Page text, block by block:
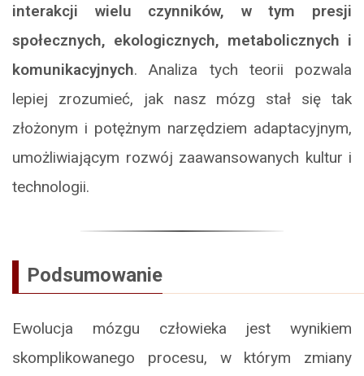
interakcji wielu czynników, w tym presji
społecznych, ekologicznych, metabolicznych i
komunikacyjnych. Analiza tych teorii pozwala
lepiej zrozumieć, jak nasz mózg stał się tak
złożonym i potężnym narzędziem adaptacyjnym,
umożliwiającym rozwój zaawansowanych kultur i
technologii.
Podsumowanie
Ewolucja mózgu człowieka jest wynikiem
skomplikowanego procesu, w którym zmiany